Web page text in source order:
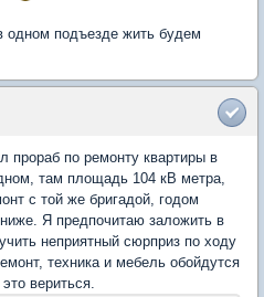
одном подъезде жить будем
прораб по ремонту квартиры в
там площадь 104 кВ метра,
с той же бригадой, годом
Я предпочитаю заложить в
неприятный сюрприз по ходу
техника и мебель обойдутся
вериться.